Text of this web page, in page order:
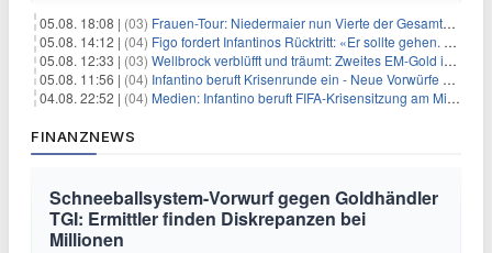
05.08. 18:08 | (03) Frauen-Tour: Niedermaier nun Vierte der Gesamtwertung
05.08. 14:12 | (04) Figo fordert Infantinos Rücktritt: «Er sollte gehen. Jetzt»
05.08. 12:33 | (03) Wellbrock verblüfft und träumt: Zweites EM-Gold in Paris
05.08. 11:56 | (04) Infantino beruft Krisenrunde ein - Neue Vorwürfe gegen FIFA
04.08. 22:52 | (04) Medien: Infantino beruft FIFA-Krisensitzung am Mittwoch ein
FINANZNEWS
Schneeballsystem-Vorwurf gegen Goldhändler
TGI: Ermittler finden Diskrepanzen bei
Millionen